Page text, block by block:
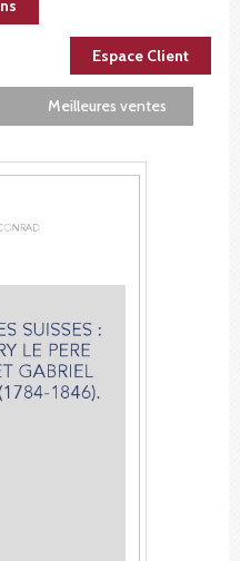
Espace Client
Meilleures ventes